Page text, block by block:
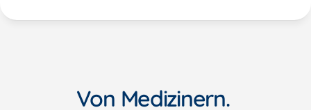
Von Medizinern.